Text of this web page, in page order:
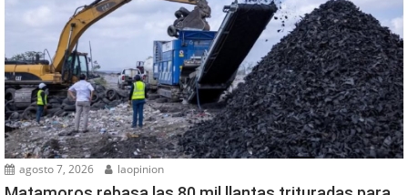
agosto 7, 2026 laopinion